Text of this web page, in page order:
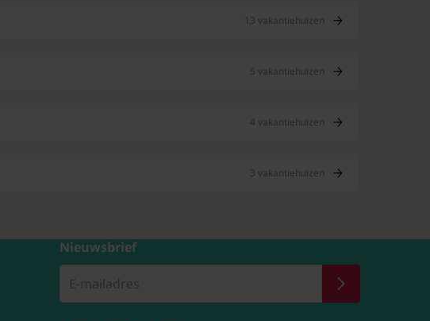
13 vakantiehuizen
5 vakantiehuizen
4 vakantiehuizen
3 vakantiehuizen
Nieuwsbrief